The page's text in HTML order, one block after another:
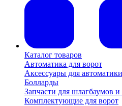
Каталог товаров
Автоматика для ворот
Аксессуары для
Болларды
Запчасти для шлагбаумов
Комплектующие для ворот